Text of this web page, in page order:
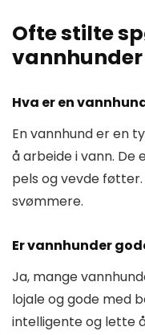
Ofte stilte
vannhunder
Hva er en
En vannhund er en
å arbeide i vann. De
pels og vevde
svømmere.
Er vannhunder
Ja, mange
lojale og gode med
intelligente og lette